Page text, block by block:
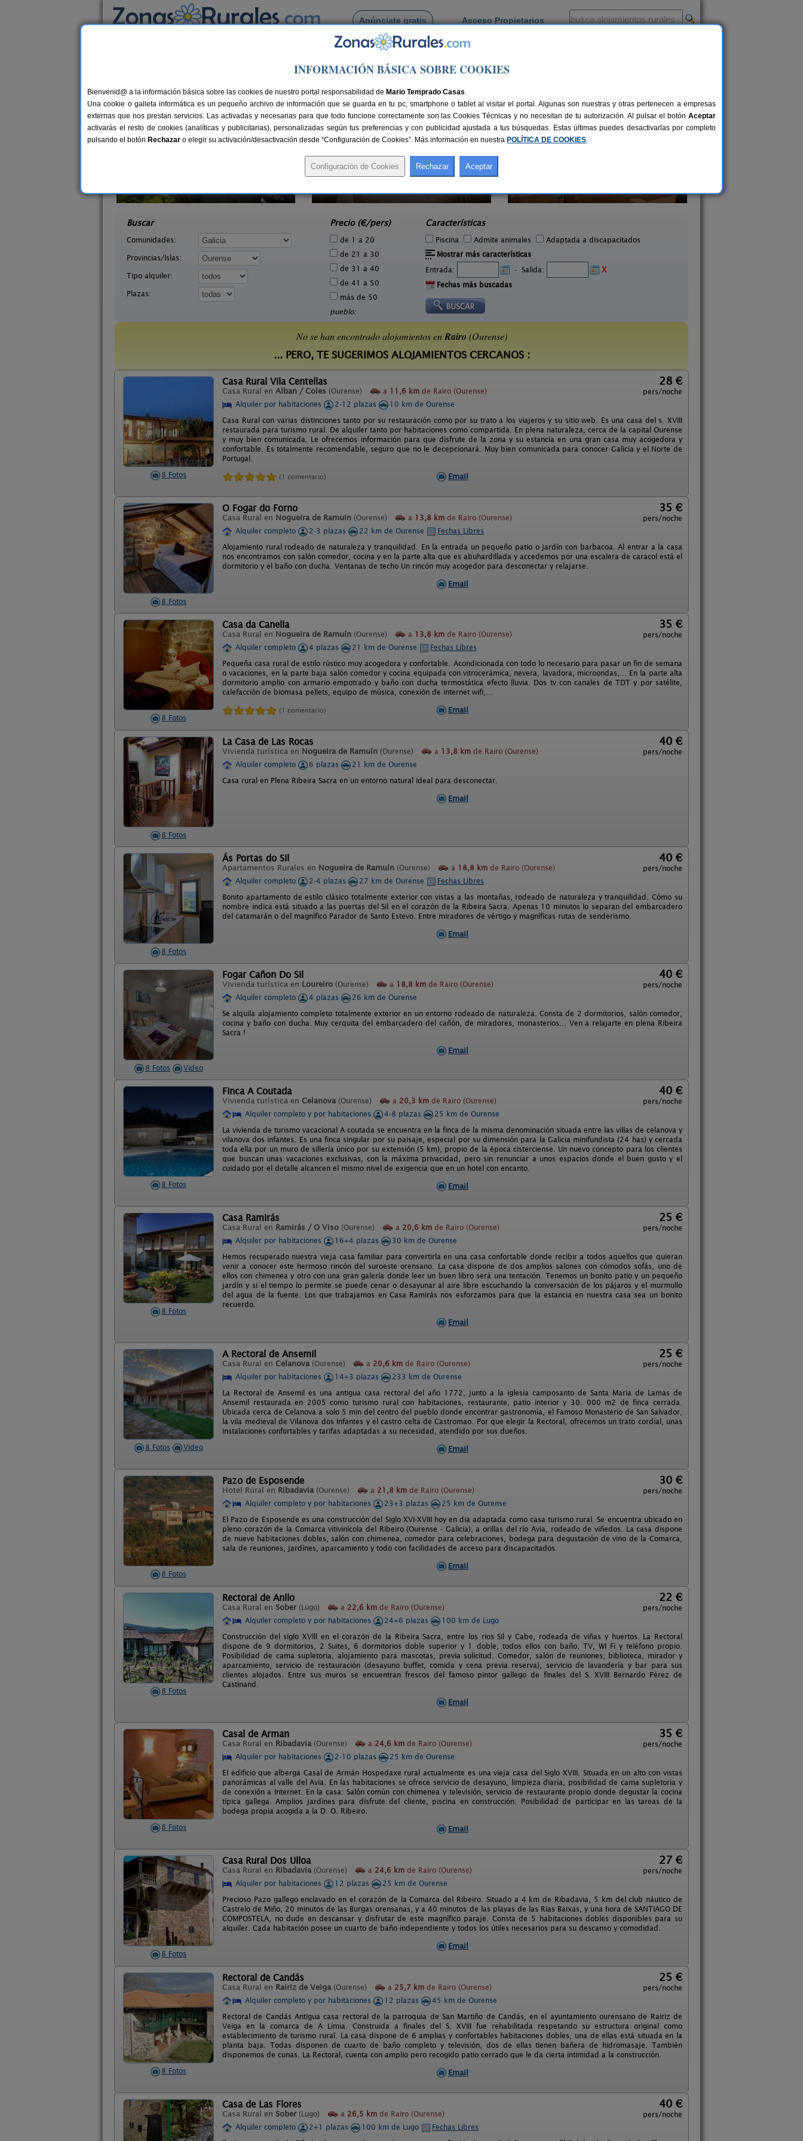
Anúnciate gratis Acceso Propietarios
Busca por pueblo
Casas Rurales cerca de Rairo
15 €
Casal de Arman
Buscar
Comunidades:
Provincias/Islas:
Tipo alquiler:
Plazas:
Precio (€/pers)
de 1 a 20
de 21 a 30
de 31 a 40
de 41 a 50
más de 50
pueblo:
Características
Piscina Admite animales
Adaptada a discapacitados
Mostrar más características
Entrada:
- Salida:
X
Fechas más buscadas
No se han encontrado alojamientos enRairo (Ourense)
... PERO, TE SUGERIMOS ALOJAMIENTOS CERCANOS :
8 Fotos
Casa Rural Vila Centellas
Casa Rural en Alban / Coles (Ourense) a 11,6 km de Rairo (Ourense)
28 €
pers/noche
Alquiler por habitaciones
2-12 plazas
10 km de Ourense
Casa Rural con varias distinciones tanto por su restauración como por su trato a los viajeros y su sitio web. Es una casa del s. XVIII
restaurada para turismo rural. De alquiler tanto por habitaciones como compartida. En plena naturaleza, cerca de la capital Ourense
y muy bien comunicada. Le ofrecemos información para que disfrute de la zona y su estancia en una gran casa muy acogedora y
confortable. Es totalmente recomendable, seguro que no le decepcionará. Muy bien comunicada para conocer Galicia y el Norte de
Portugal.
(1 comentario) Email
8 Fotos
O Fogar do Forno
Casa Rural en Nogueira de Ramuin (Ourense) a 13,8 km de Rairo (Ourense)
35 €
pers/noche
Alquiler completo
2-3 plazas 22 km de Ourense
Fechas Libres
Alojamiento rural rodeado de naturaleza y tranquilidad. En la entrada un pequeño patio o jardín con barbacoa. Al entrar a la casa
nos encontramos con salón comedor, cocina y en la parte alta que es abuhardillada y accedemos por una escalera de caracol está el
dormitorio y el baño con ducha. Ventanas de techo Un rincón muy acogedor para desconectar y relajarse.
Email
8 Fotos
Casa da Canella
Casa Rural en Nogueira de Ramuín (Ourense) a 13,8 km de Rairo (Ourense)
35 €
pers/noche
Alquiler completo
4 plazas 21 km de Ourense
Fechas Libres
Pequeña casa rural de estilo rústico muy acogedora y confortable. Acondicionada con todo lo necesario para pasar un fin de semana
o vacaciones, en la parte baja salón comedor y cocina equipada con vitrocerámica, nevera, lavadora, microondas,... En la parte alta
dormitorio amplio con armario empotrado y baño con ducha termostática efecto lluvia. Dos tv con canales de TDT y por satélite,
calefacción de biomasa pellets, equipo de música, conexión de internet wifi,...
(1 comentario) Email
8 Fotos
La Casa de Las Rocas
Vivienda turística en Nogueira de Ramuín (Ourense) a 13,8 km de Rairo (Ourense)
40 €
pers/noche
Alquiler completo
6 plazas
21 km de Ourense
Casa rural en Plena Ribeira Sacra en un entorno natural ideal para desconectar.
Email
8 Fotos
Ás Portas do Sil
Apartamentos Rurales en Nogueira de Ramuín (Ourense) a 18,8 km de Rairo (Ourense)
40 €
pers/noche
Alquiler completo
2-4 plazas 27 km de Ourense
Fechas Libres
Bonito apartamento de estilo clásico totalmente exterior con vistas a las montañas, rodeado de naturaleza y tranquilidad. Cómo su
nombre indica está situado a las puertas del Sil en el corazón de la Ribeira Sacra. Apenas 10 minutos lo separan del embarcadero
del catamarán o del magnífico Parador de Santo Estevo. Entre miradores de vértigo y magníficas rutas de senderismo.
Email
8 Fotos Video
Fogar Cañon Do Sil
Vivienda turística en Loureiro (Ourense) a 18,8 km de Rairo (Ourense)
40 €
pers/noche
Alquiler completo
4 plazas
26 km de Ourense
Se alquila alojamiento completo totalmente exterior en un entorno rodeado de naturaleza. Consta de 2 dormitorios, salón comedor,
cocina y baño con ducha. Muy cerquita del embarcadero del cañón, de miradores, monasterios... Ven a relajarte en plena Ribeira
Sacra !
Email
8 Fotos
Finca A Coutada
Vivienda turística en Celanova (Ourense) a 20,3 km de Rairo (Ourense)
40 €
pers/noche
Alquiler completo y por habitaciones
4-8 plazas
25 km de Ourense
La vivienda de turismo vacacional A coutada se encuentra en la finca de la misma denominación situada entre las villas de celanova y
vilanova dos infantes. Es una finca singular por su paisaje, especial por su dimensión para la Galicia minifundista (24 has) y cercada
toda ella por un muro de sillería único por su extensión (5 km), propio de la época cisterciense. Un nuevo concepto para los clientes
que buscan unas vacaciones exclusivas, con la máxima privacidad, pero sin renunciar a unos espacios donde el buen gusto y el
cuidado por el detalle alcancen el mismo nivel de exigencia que en un hotel con encanto.
Email
8 Fotos
Casa Ramirás
Casa Rural en Ramirás / O Viso (Ourense) a 20,6 km de Rairo (Ourense)
25 €
pers/noche
Alquiler por habitaciones
16+4 plazas
30 km de Ourense
Hemos recuperado nuestra vieja casa familiar para convertirla en una casa confortable donde recibir a todos aquellos que quieran
venir a conocer este hermoso rincón del suroeste orensano. La casa dispone de dos amplios salones con cómodos sofás, uno de
ellos con chimenea y otro con una gran galería donde leer un buen libro será una tentación. Tenemos un bonito patio y un pequeño
jardín y si el tiempo lo permite se puede cenar o desayunar al aire libre escuchando la conversación de los pájaros y el murmullo
del agua de la fuente. Los que trabajamos en Casa Ramirás nos esforzamos para que la estancia en nuestra casa sea un bonito
recuerdo.
Email
8 Fotos Video
A Rectoral de Ansemil
Casa Rural en Celanova (Ourense) a 20,6 km de Rairo (Ourense)
25 €
pers/noche
Alquiler por habitaciones
14+3 plazas
233 km de Ourense
La Rectoral de Ansemil es una antigua casa rectoral del año 1772, junto a la iglesia camposanto de Santa Maria de Lamas de
Ansemil restaurada en 2005 como turismo rural con habitaciones, restaurante, patio interior y 30. 000 m2 de finca cerrada.
Ubicada cerca de Celanova a solo 5 min del centro del pueblo donde encontrar gastronomía, el Famoso Monasterio de San Salvador,
la vila medieval de Vilanova dos Infantes y el castro celta de Castromao. Por que elegir la Rectoral, ofrecemos un trato cordial, unas
instalaciones confortables y tarifas adaptadas a su necesidad, atendido por sus dueños.
Email
8 Fotos
Pazo de Esposende
Hotel Rural en Ribadavia (Ourense) a 21,8 km de Rairo (Ourense)
30 €
pers/noche
Alquiler completo y por habitaciones
23+3 plazas
25 km de Ourense
El Pazo de Esposende es una construcción del Siglo XVI-XVIII hoy en dia adaptada como casa turismo rural. Se encuentra ubicado en
pleno corazón de la Comarca vitivinícola del Ribeiro (Ourense - Galicia), a orillas del río Avia, rodeado de viñedos. La casa dispone
de nueve habitaciones dobles, salón con chimenea, comedor para celebraciones, bodega para degustación de vino de la Comarca,
sala de reuniones, jardínes, aparcamiento y todo con facilidades de acceso para discapacitados.
Email
8 Fotos
Rectoral de Anllo
Casa Rural en Sober (Lugo) a 22,6 km de Rairo (Ourense)
22 €
pers/noche
Alquiler completo y por habitaciones
24+6 plazas
100 km de Lugo
Construcción del siglo XVlll en el corazòn de la Ribeira Sacra, entre los rios Sil y Cabe, rodeada de viñas y huertos. La Rectoral
dispone de 9 dormitorios, 2 Suites, 6 dormitorios doble superior y 1 doble; todos ellos con baño, TV, WI Fi y teléfono propio.
Posibilidad de cama supletoria, alojamiento para mascotas, previa solicitud. Comedor, salón de reuniones, biblioteca, mirador y
aparcamiento, servicio de restauración (desayuno buffet, comida y cena previa reserva), servicio de lavandería y bar para sus
clientes alojados. Entre sus muros se encuentran frescos del famoso pintor gallego de finales del S. XVIII Bernardo Pérez de
Castinand.
Email
8 Fotos
Casal de Arman
Casa Rural en Ribadavia (Ourense) a 24,6 km de Rairo (Ourense)
35 €
pers/noche
Alquiler por habitaciones
2-10 plazas
25 km de Ourense
El edificio que alberga Casal de Armán Hospedaxe rural actualmente es una vieja casa del Siglo XVIII. Situada en un alto con vistas
panorámicas al valle del Avia. En las habitaciones se ofrece servicio de desayuno, limpieza diaria, posibilidad de cama supletoria y
de conexión a Internet. En la casa: Salón común con chimenea y televisión, servicio de restaurante propio donde degustar la cocina
típica gallega. Amplios jardines para disfrute del cliente, piscina en construcción. Posibilidad de participar en las tareas de la
bodega propia acogida a la D. O. Ribeiro.
Email
8 Fotos
Casa Rural Dos Ulloa
Casa Rural en Ribadavia (Ourense) a 24,6 km de Rairo (Ourense)
27 €
pers/noche
Alquiler por habitaciones
12 plazas
25 km de Ourense
Precioso Pazo gallego enclavado en el corazón de la Comarca del Ribeiro. Situado a 4 km de Ribadavia, 5 km del club náutico de
Castrelo de Miño, 20 minutos de las Burgas orensanas, y a 40 minutos de las playas de las Rias Baixas, y una hora de SANTIAGO DE
COMPOSTELA, no dude en descansar y disfrutar de este magnífico paraje. Consta de 5 habitaciones dobles disponibles para su
alquiler. Cada habitación posee un cuarto de baño independiente y todos los útiles necesarios para su descanso y comodidad.
Email
8 Fotos
Rectoral de Candás
Casa Rural en Rairiz de Veiga (Ourense) a 25,7 km de Rairo (Ourense)
25 €
pers/noche
Alquiler completo y por habitaciones
12 plazas
45 km de Ourense
Rectoral de Candás Antigua casa rectoral de la parroquia de San Martiño de Candás, en el ayuntamiento ourensano de Rairiz de
Veiga en la comarca de A Limia. Construida a finales del S. XVIII fue rehabilitada respetando su estructura original como
establecimiento de turismo rural. La casa dispone de 6 amplias y confortables habitaciones dobles, una de ellas está situada en la
planta baja. Todas disponen de cuarto de baño completo y televisión, dos de ellas tienen bañera de hidromasaje. También
disponemos de cunas. La Rectoral, cuenta con amplio pero recogido patio cerrado que le da cierta intimidad a la construcción.
Email
Casa de Las Flores
Casa Rural en Sober (Lugo) a 26,5 km de Rairo (Ourense)
40 €
pers/noche
Alquiler completo
2+1 plazas 100 km de Lugo
Fechas Libres
INFORMACIÓN BÁSICA SOBRE COOKIES
Bienvenid@ a la información básica sobre las cookies de nuestro portal responsabilidad de Mario Temprado Casas.
Una cookie o galleta informática es un pequeño archivo de información que se guarda en tu pc, smartphone o tablet al visitar el portal. Algunas son nuestras y otras pertenecen a empresas
externas que nos prestan servicios. Las activadas y necesarias para que todo funcione correctamente son las Cookies Técnicas y no necesitan de tu autorización. Al pulsar el botón Aceptar
activarás el resto de cookies (analíticas y publicitarias), personalizadas según tus preferencias y con publicidad ajustada a tus búsquedas. Estas últimas puedes desactivarlas por completo
pulsando el botón Rechazar o elegir su activación/desactivación desde “Configuración de Cookies”. Más información en nuestra POLÍTICA DE COOKIES.